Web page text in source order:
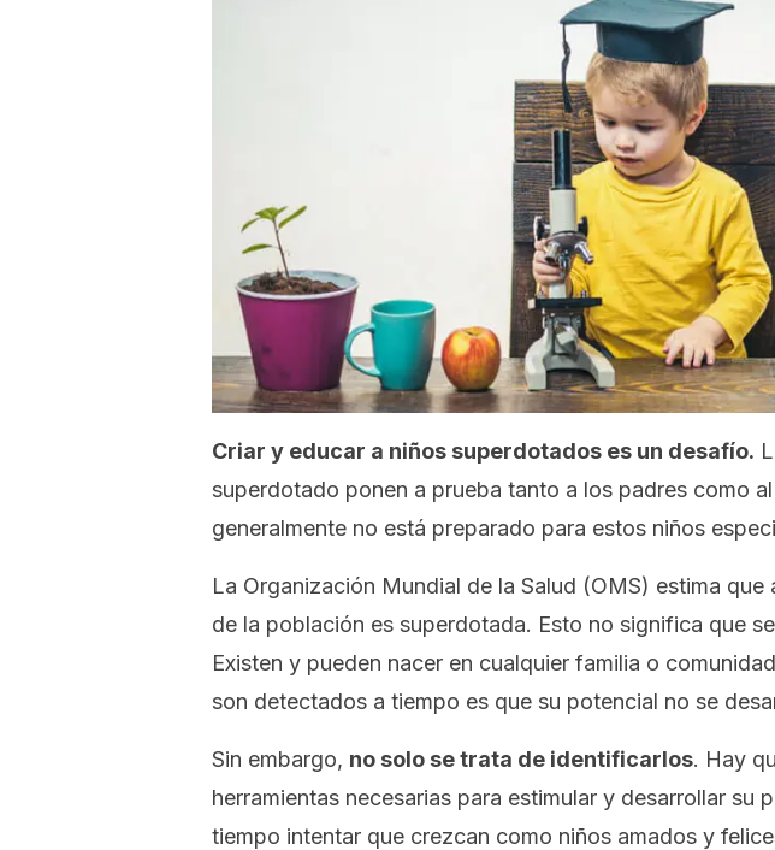
Criar y educar a niños superdotados es un desafío.
superdotado ponen a prueba tanto a los padres como
generalmente no está preparado para estos niños
La Organización Mundial de la Salud (OMS) estima que
de la población es superdotada. Esto no significa que
Existen y pueden nacer en cualquier familia o
son detectados a tiempo es que su potencial no se
Sin embargo, no solo se trata de identificarlos. Hay
herramientas necesarias para estimular y desarrollar su
tiempo intentar que crezcan como niños amados y